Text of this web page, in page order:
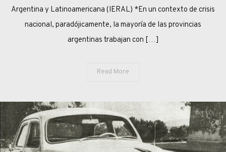
Argentina y Latinoamericana (IERAL) *En un contexto de crisis
nacional, paradójicamente, la mayoría de las provincias
argentinas trabajan con […]
Read More